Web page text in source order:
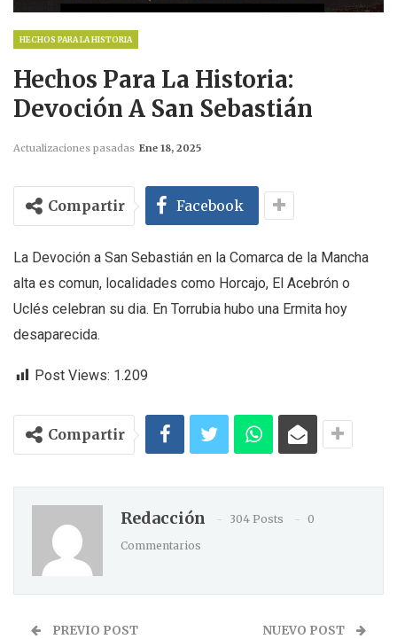
HECHOS PARA LA HISTORIA
Hechos Para La Historia:
Devoción A San Sebastián
Actualizaciones pasadas Ene 18, 2025
Compartir Facebook
La Devoción a San Sebastián en la Comarca de la Mancha
alta es comun, localidades como Horcajo, El Acebrón o
Uclés celebran su dia. En Torrubia hubo una Ermita hoy
desaparecida.
Post Views: 1.209
Compartir
Redacción 304 Posts
0
Commentarios
PREVIO POST NUEVO POST